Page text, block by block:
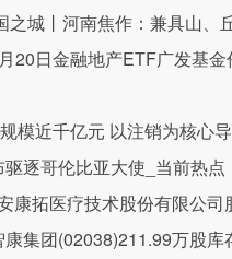
之城丨河南焦作：兼具山、
月20日金融地产ETF广发基
模近千亿元 以注销为核心
逐哥伦比亚大使_当前热点
康拓医疗技术股份有限公
集团(02038)211.99万股